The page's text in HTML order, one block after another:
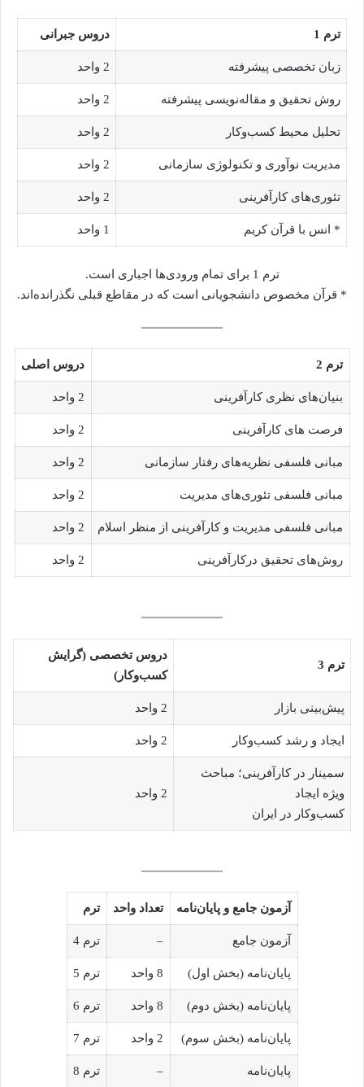
ترم 1 دروس جبرانی
زبان تخصصی پیشرفته 2 واحد
روش تحقیق و مقاله‌نویسی پیشرفته 2 واحد
تحلیل محیط کسب‌وکار 2 واحد
مدیریت نوآوری و تکنولوژی سازمانی 2 واحد
تئوری‌های کارآفرینی 2 واحد
* انس با قرآن کریم 1 واحد
ترم 1 برای تمام ورودی‌ها اجباری است.
* قرآن مخصوص دانشجویانی است که در مقاطع قبلی نگذرانده‌اند.
ترم 2 دروس اصلی
بنیان‌های نظری کارآفرینی 2 واحد
فرصت های کارآفرینی 2 واحد
مبانی فلسفی نظریه‌های رفتار سازمانی 2 واحد
مبانی فلسفی تئوری‌های مدیریت 2 واحد
مبانی فلسفی مدیریت و کارآفرینی از منظر اسلام 2 واحد
روش‌های تحقیق درکارآفرینی 2 واحد
ترم 3
دروس تخصصی (گرایش
کسب‌و‌کار)
پیش‌بینی بازار 2 واحد
ایجاد و رشد کسب‌وکار 2 واحد
سمینار در کارآفرینی؛ مباحث
ویژه ایجاد
کسب‌وکار در ایران
2 واحد
آزمون جامع و پایان‌نامه تعداد واحد ترم
آزمون جامع – ترم 4
پایان‌نامه (بخش اول) 8 واحد ترم 5
پایان‌نامه (بخش دوم) 8 واحد ترم 6
پایان‌نامه (بخش سوم) 2 واحد ترم 7
پایان‌نامه – ترم 8